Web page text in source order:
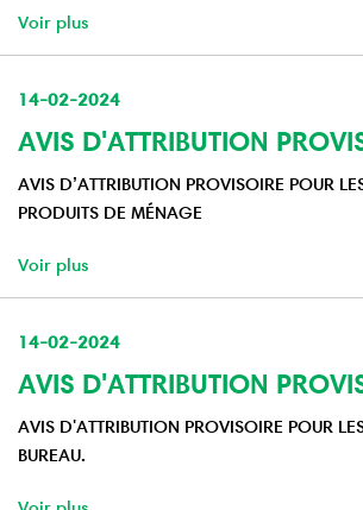
Voir plus
14-02-2024
AVIS D'ATTRIBUTION
AVIS D’ATTRIBUTION PROVISOIRE POUR
PRODUITS DE MÉNAGE
Voir plus
14-02-2024
AVIS D'ATTRIBUTION
AVIS D'ATTRIBUTION PROVISOIRE POUR
BUREAU.